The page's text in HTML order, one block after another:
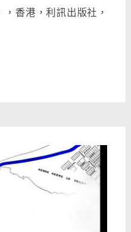
香港，利訊出版社，